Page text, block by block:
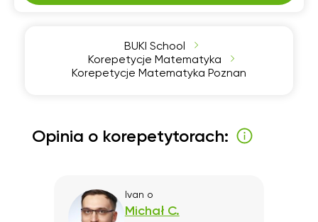
BUKI School
Korepetycje Matematyka
Korepetycje Matematyka Poznan
Opinia o korepetytorach:
Ivan o
Michał C.